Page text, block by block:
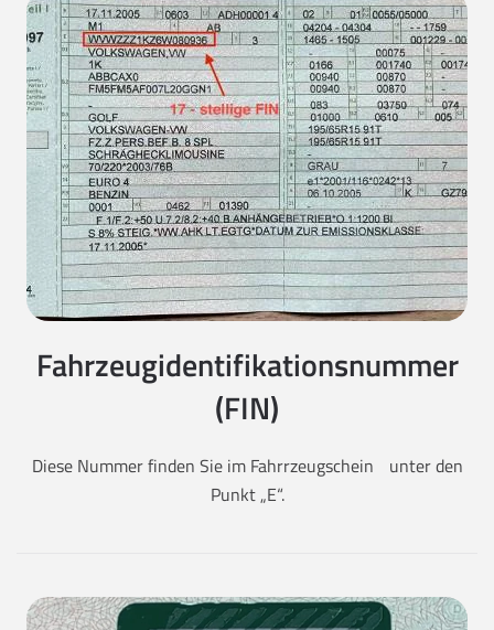
Fahrzeugidentifikationsnummer
(FIN)
Diese Nummer finden Sie im Fahrrzeugschein unter den
Punkt „E“.